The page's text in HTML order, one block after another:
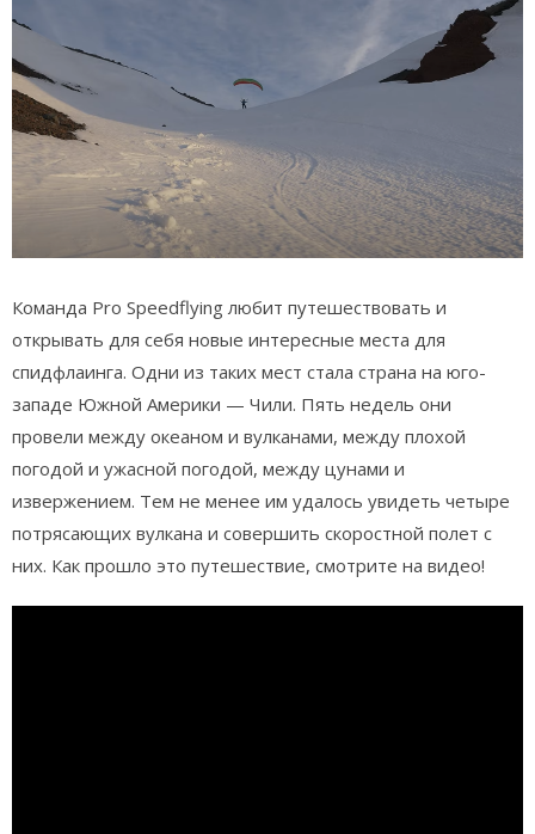
Команда Pro Speedflying любит путешествовать и
открывать для себя новые интересные места для
спидфлаинга. Одни из таких мест стала страна на юго-
западе Южной Америки — Чили. Пять недель они
провели между океаном и вулканами, между плохой
погодой и ужасной погодой, между цунами и
извержением. Тем не менее им удалось увидеть четыре
потрясающих вулкана и совершить скоростной полет с
них. Как прошло это путешествие, смотрите на видео!